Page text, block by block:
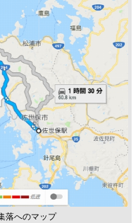
落へのマップ